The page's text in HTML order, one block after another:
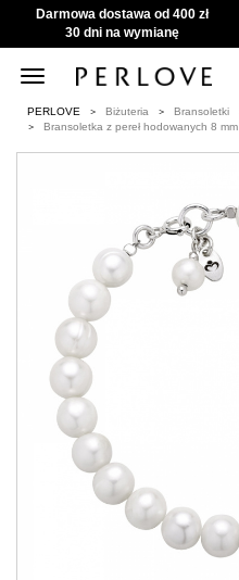
Darmowa dostawa od 400 zł
30 dni na wymianę
Toggle
PERLOVE Biżuteria Bransoletki
Bransoletka z pereł hodowanych 8 mm